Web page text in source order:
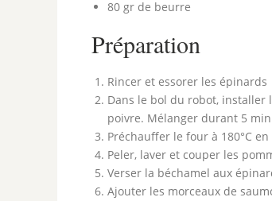
80 gr de beurre
Préparation
Rincer et essorer les épinards
Dans le bol du robot,
poivre. Mélanger durant 5
Préchauffer le four à 180°C
Peler, laver et couper les
Verser la béchamel aux
Ajouter les morceaux de